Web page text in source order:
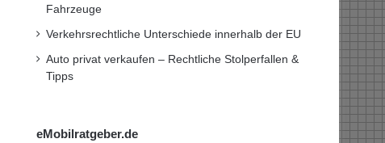
Fahrzeuge
Verkehrsrechtliche Unterschiede innerhalb der EU
Auto privat verkaufen – Rechtliche Stolperfallen &
Tipps
eMobilratgeber.de